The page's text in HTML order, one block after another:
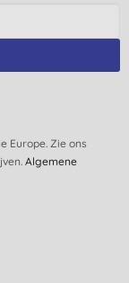
Europe. Zie ons
Algemene